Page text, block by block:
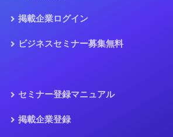
掲載企業ログイン
ビジネスセミナー募集無料
セミナー登録マニュアル
掲載企業登録